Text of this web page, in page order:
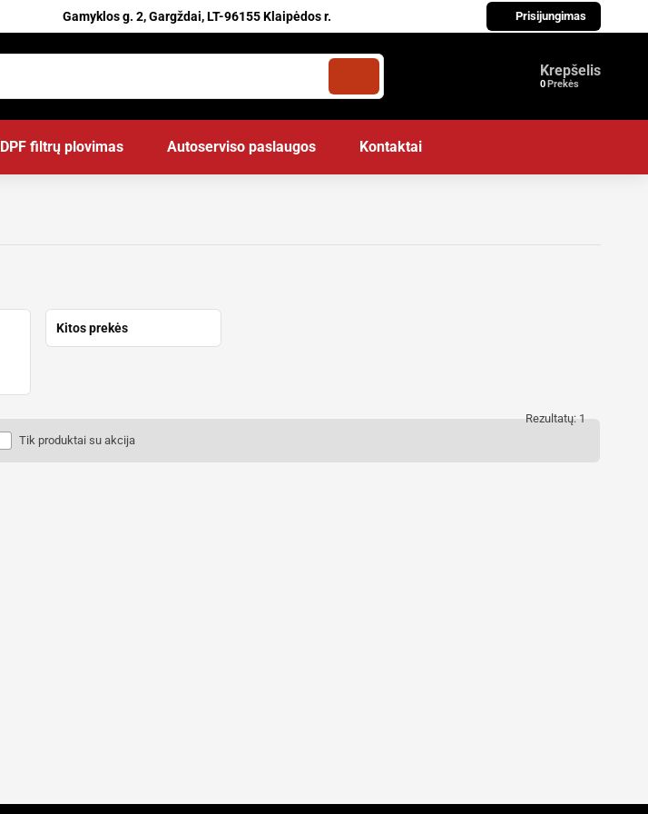
Gamyklos g. 2, Gargždai, LT-96155 Klaipėdos r. Prisijungimas
Krepšelis
Prekės
DPF filtrų plovimas Autoserviso paslaugos Kontaktai
Kitos prekės
Tik produktai su akcija
Rezultatų: 1